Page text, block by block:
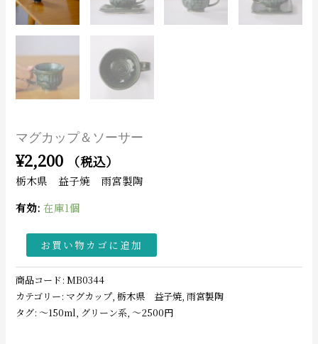
マグカップ＆ソーサー
¥2,200 （税込）
栃木県 益子焼 雨宮製陶
有効: 在庫1個
お買い物カゴに追加
商品コード:MB0344
カテゴリー: マグカップ,栃木県 益子焼,雨宮製陶
タグ:〜150ml, グリーン系,〜2500円